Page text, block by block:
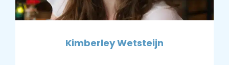
Kimberley Wetsteijn